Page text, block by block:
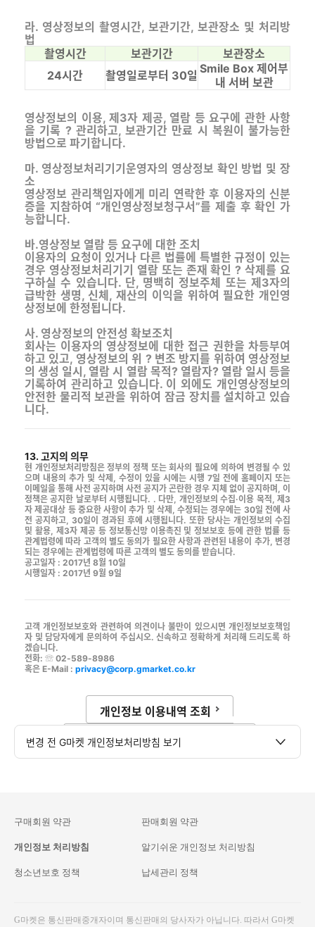
라. 영상정보의 촬영시간, 보관기간, 보관장소 및 처리방
법
촬영시간
보관기간
보관장소
24시간
촬영일로부터 30일 Smile Box 제어부
내 서버 보관
영상정보의 이용, 제3자 제공, 열람 등 요구에 관한 사항
을 기록 ? 관리하고, 보관기간 만료 시 복원이 불가능한
방법으로 파기합니다.
마. 영상정보처리기기운영자의 영상정보 확인 방법 및 장
소
영상정보 관리책임자에게 미리 연락한 후 이용자의 신분
증을 지참하여 “개인영상정보청구서”를 제출 후 확인 가
능합니다.
바.영상정보 열람 등 요구에 대한 조치
이용자의 요청이 있거나 다른 법률에 특별한 규정이 있는
경우 영상정보처리기기 열람 또는 존재 확인 ? 삭제를 요
구하실 수 있습니다. 단, 명백히 정보주체 또는 제3자의
급박한 생명, 신체, 재산의 이익을 위하여 필요한 개인영
상정보에 한정됩니다.
사. 영상정보의 안전성 확보조치
회사는 이용자의 영상정보에 대한 접근 권한을 차등부여
하고 있고, 영상정보의 위 ? 변조 방지를 위하여 영상정보
의 생성 일시, 열람 시 열람 목적? 열람자? 열람 일시 등을
기록하여 관리하고 있습니다. 이 외에도 개인영상정보의
안전한 물리적 보관을 위하여 잠금 장치를 설치하고 있습
니다.
13. 고지의 의무
현 개인정보처리방침은 정부의 정책 또는 회사의 필요에 의하여 변경될 수 있
으며 내용의 추가 및 삭제, 수정이 있을 시에는 시행 7일 전에 홈페이지 또는
이메일을 통해 사전 공지하며 사전 공지가 곤란한 경우 지체 없이 공지하며, 이
정책은 공지한 날로부터 시행됩니다. . 다만, 개인정보의 수집·이용 목적, 제3
자 제공대상 등 중요한 사항이 추가 및 삭제, 수정되는 경우에는 30일 전에 사
전 공지하고, 30일이 경과된 후에 시행됩니다. 또한 당사는 개인정보의 수집
및 활용, 제3자 제공 등 정보통신망 이용촉진 및 정보보호 등에 관한 법률 등
관계법령에 따라 고객의 별도 동의가 필요한 사항과 관련된 내용이 추가, 변경
되는 경우에는 관계법령에 따른 고객의 별도 동의를 받습니다.
공고일자 : 2017년 8월 10일
시행일자 : 2017년 9월 9일
고객 개인정보보호와 관련하여 의견이나 불만이 있으시면 개인정보보호책임
자 및 담당자에게 문의하여 주십시오. 신속하고 정확하게 처리해 드리도록 하
겠습니다.
전화: ☏ 02-589-8986
혹은 E-Mail : privacy@corp.gmarket.co.kr
개인정보 이용내역 조회
이베이 모바일 개인정보 보호정책
변경 전 G마켓 개인정보처리방침 보기
구매회원 약관 판매회원 약관
개인정보 처리방침 알기쉬운 개인정보 처리방침
청소년보호 정책 납세관리 정책
G마켓은 통신판매중개자이며 통신판매의 당사자가 아닙니다. 따라서 G마켓